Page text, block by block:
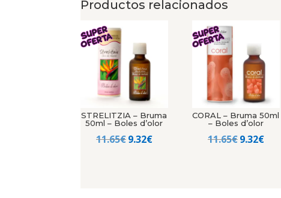
Productos relacionados
STRELITZIA – Bruma
50ml – Boles d’olor
11.65€El
9.32€El
CORAL – Bruma 50ml
– Boles d’olor
11.65€El
9.32€El